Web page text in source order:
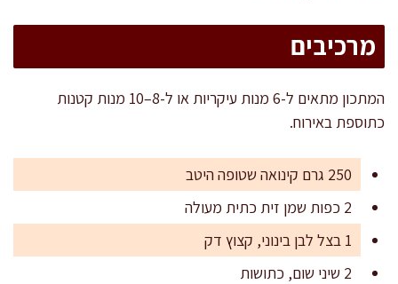
מרכיבים
המתכון מתאים ל-6 מנות עיקריות או ל-8–10 מנות קטנות
כתוספת באירוח.
250 גרם קינואה שטופה היטב
2 כפות שמן זית כתית מעולה
1 בצל לבן בינוני, קצוץ דק
2 שיני שום, כתושות